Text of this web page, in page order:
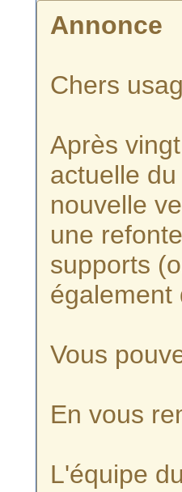
Annonce
Chers
Après
actuelle
nouvelle
une
supports
également
Vous
En vous
L'équipe